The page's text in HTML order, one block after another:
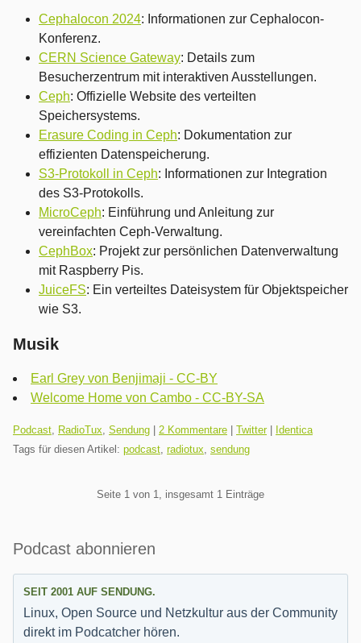
Cephalocon 2024: Informationen zur Cephalocon-
Konferenz.
CERN Science Gateway: Details zum
Besucherzentrum mit interaktiven Ausstellungen.
Ceph: Offizielle Website des verteilten
Speichersystems.
Erasure Coding in Ceph: Dokumentation zur
effizienten Datenspeicherung.
S3-Protokoll in Ceph: Informationen zur Integration
des S3-Protokolls.
MicroCeph: Einführung und Anleitung zur
vereinfachten Ceph-Verwaltung.
CephBox: Projekt zur persönlichen Datenverwaltung
mit Raspberry Pis.
JuiceFS: Ein verteiltes Dateisystem für Objektspeicher
wie S3.
Musik
Earl Grey von Benjimaji - CC-BY
Welcome Home von Cambo - CC-BY-SA
Kategorien:
Podcast, RadioTux, Sendung 2 Kommentare Twitter|
Identica
Tags für diesen Artikel: podcast, radiotux, sendung
Seite 1 von 1, insgesamt 1 Einträge
Seitenleiste
Podcast abonnieren
SEIT 2001 AUF SENDUNG.
Linux, Open Source und Netzkultur aus der Community
direkt im Podcatcher hören.